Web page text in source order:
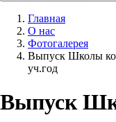
Главная
О нас
Фотогалерея
Выпуск Школы
уч.год
Выпуск